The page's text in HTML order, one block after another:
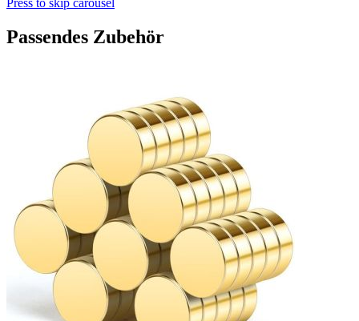
Passendes Zubehör